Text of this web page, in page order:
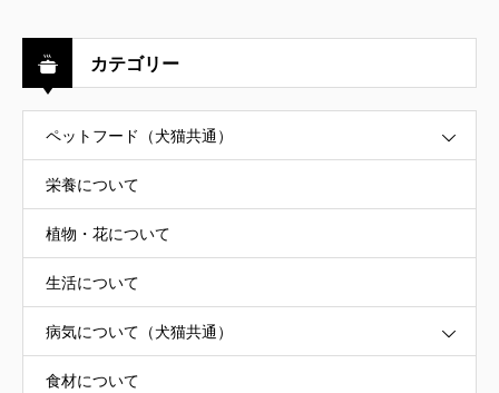
カテゴリー
ペットフード（犬猫共通）
栄養について
植物・花について
生活について
病気について（犬猫共通）
食材について